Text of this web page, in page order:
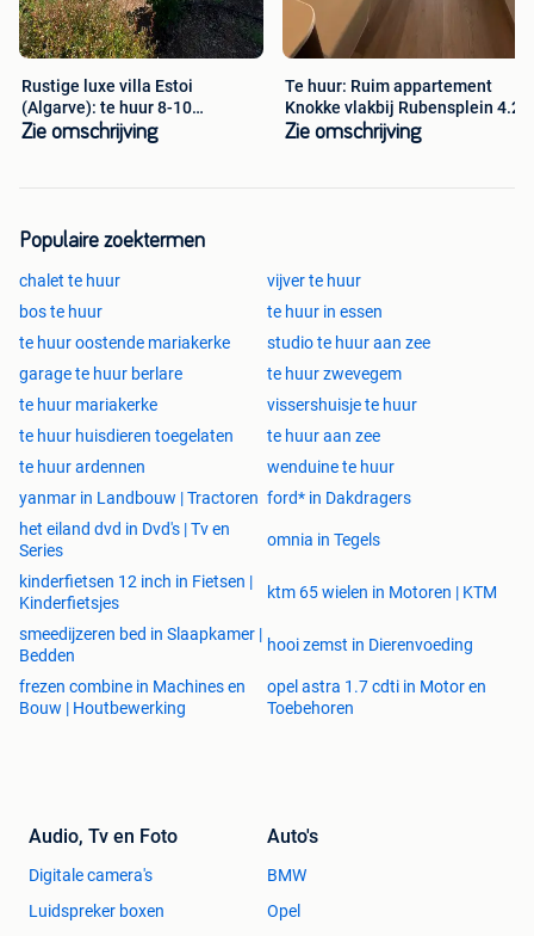
Rustige luxe villa Estoi
(Algarve): te huur 8-10
personen
Zie omschrijving
Te huur: Ruim appartement
Knokke vlakbij Rubensplein 4.2
Zie omschrijving
Populaire zoektermen
chalet te huur
vijver te huur
bos te huur
te huur in essen
te huur oostende mariakerke
studio te huur aan zee
garage te huur berlare
te huur zwevegem
te huur mariakerke
vissershuisje te huur
te huur huisdieren toegelaten
te huur aan zee
te huur ardennen
wenduine te huur
yanmar in Landbouw | Tractoren ford* in Dakdragers
het eiland dvd in Dvd's | Tv en
Series
omnia in Tegels
kinderfietsen 12 inch in Fietsen |
Kinderfietsjes
ktm 65 wielen in Motoren | KTM
smeedijzeren bed in Slaapkamer |
Bedden
hooi zemst in Dierenvoeding
frezen combine in Machines en
Bouw | Houtbewerking
opel astra 1.7 cdti in Motor en
Toebehoren
Audio, Tv en Foto
Digitale camera's
Luidspreker boxen
Auto's
BMW
Opel